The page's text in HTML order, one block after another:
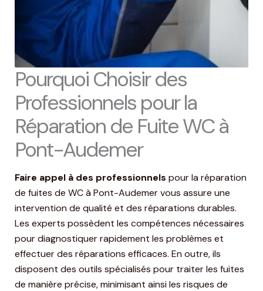
Pourquoi Choisir des
Professionnels pour la
Réparation de Fuite WC à
Pont-Audemer
Faire appel à des professionnels pour la réparation
de fuites de WC à Pont-Audemer vous assure une
intervention de qualité et des réparations durables.
Les experts possèdent les compétences nécessaires
pour diagnostiquer rapidement les problèmes et
effectuer des réparations efficaces. En outre, ils
disposent des outils spécialisés pour traiter les fuites
de manière précise, minimisant ainsi les risques de